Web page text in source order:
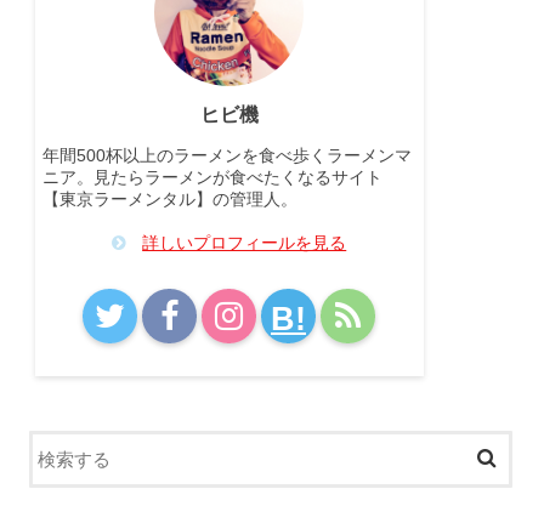
ヒビ機
年間500杯以上のラーメンを食べ歩くラーメンマ
ニア。見たらラーメンが食べたくなるサイト
【東京ラーメンタル】の管理人。
詳しいプロフィールを見る
B!